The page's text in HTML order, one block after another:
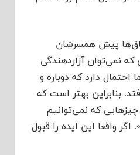
پیش همسرشان
نمی‌توان آزاردهندگی
احتمال دارد که دوباره و
بنابراین بهتر است که
که نمی‌توانیم
واقعا این ایده را قبول